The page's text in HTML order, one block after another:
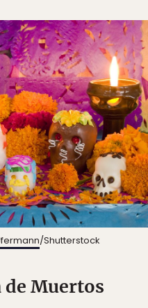
/Shutterstock
de Muertos